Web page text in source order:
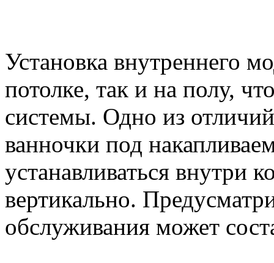
Установка внутреннего
потолке, так и на полу,
системы. Одно из
ванночки под
устанавливаться внутри
вертикально.
обслуживания может